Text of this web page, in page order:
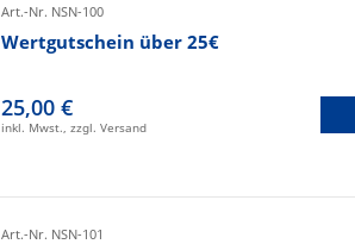
Art.-Nr. NSN-100
Wertgutschein über 25€
25,00 €
inkl. Mwst., zzgl. Versand
Art.-Nr. NSN-101